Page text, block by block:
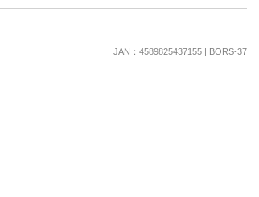
JAN：4589825437155 | BORS-37